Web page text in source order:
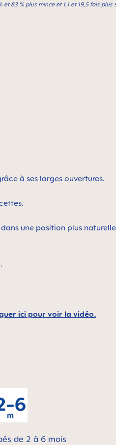
83 % plus mince et 1,1 et 19,5 fois
à ses larges ouvertures.
une position plus
ici pour voir la vidéo.
de 2 à 6 mois